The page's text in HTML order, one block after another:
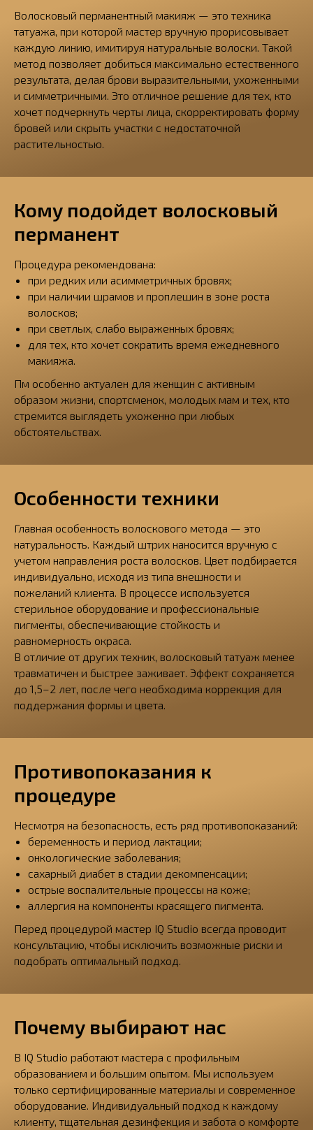
Волосковый перманентный макияж — это техника
татуажа, при которой мастер вручную прорисовывает
каждую линию, имитируя натуральные волоски. Такой
метод позволяет добиться максимально естественного
результата, делая брови выразительными, ухоженными
и симметричными. Это отличное решение для тех, кто
хочет подчеркнуть черты лица, скорректировать форму
бровей или скрыть участки с недостаточной
растительностью.
Кому подойдет волосковый
перманент
Процедура рекомендована:
при редких или асимметричных бровях;
при наличии шрамов и проплешин в зоне роста
волосков;
при светлых, слабо выраженных бровях;
для тех, кто хочет сократить время ежедневного
макияжа.
Пм особенно актуален для женщин с активным
образом жизни, спортсменок, молодых мам и тех, кто
стремится выглядеть ухоженно при любых
обстоятельствах.
Особенности техники
Главная особенность волоскового метода — это
натуральность. Каждый штрих наносится вручную с
учетом направления роста волосков. Цвет подбирается
индивидуально, исходя из типа внешности и
пожеланий клиента. В процессе используется
стерильное оборудование и профессиональные
пигменты, обеспечивающие стойкость и
равномерность окраса.
В отличие от других техник, волосковый татуаж менее
травматичен и быстрее заживает. Эффект сохраняется
до 1,5–2 лет, после чего необходима коррекция для
поддержания формы и цвета.
Противопоказания к
процедуре
Несмотря на безопасность, есть ряд противопоказаний:
беременность и период лактации;
онкологические заболевания;
сахарный диабет в стадии декомпенсации;
острые воспалительные процессы на коже;
аллергия на компоненты красящего пигмента.
Перед процедурой мастер IQ Studio всегда проводит
консультацию, чтобы исключить возможные риски и
подобрать оптимальный подход.
Почему выбирают нас
В IQ Studio работают мастера с профильным
образованием и большим опытом. Мы используем
только сертифицированные материалы и современное
оборудование. Индивидуальный подход к каждому
клиенту, тщательная дезинфекция и забота о комфорте